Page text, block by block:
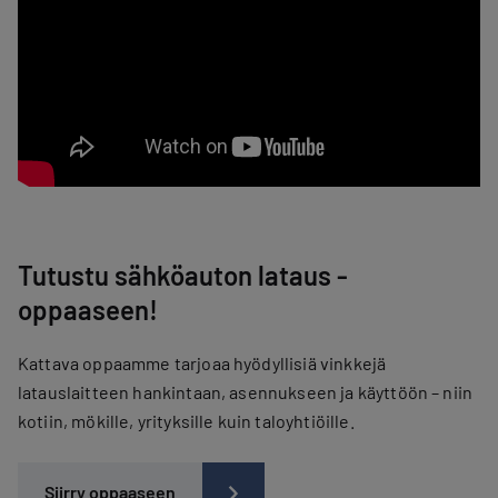
Tutustu sähköauton lataus -
oppaaseen!
Kattava oppaamme tarjoaa hyödyllisiä vinkkejä
latauslaitteen hankintaan, asennukseen ja käyttöön – niin
kotiin, mökille, yrityksille kuin taloyhtiöille.
Siirry oppaaseen